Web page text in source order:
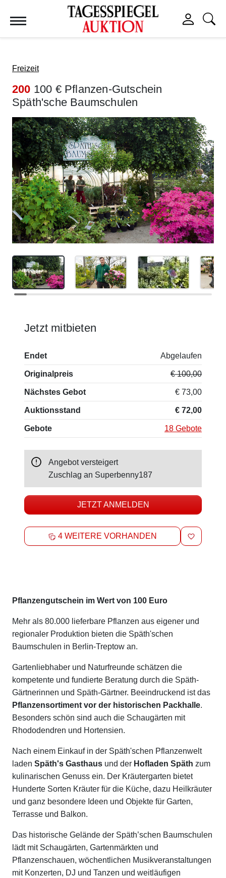
Freizeit
200 100 € Pflanzen-Gutschein
Späth'sche Baumschulen
Jetzt mitbieten
Endet Abgelaufen
Originalpreis € 100,00
Nächstes Gebot € 73,00
Auktionsstand € 72,00
Gebote 18 Gebote
Angebot versteigert
Zuschlag an Superbenny187
JETZT ANMELDEN
4 WEITERE VORHANDEN MERKEN
Beschreibung
Pflanzengutschein im Wert von 100 Euro
Mehr als 80.000 lieferbare Pflanzen aus eigener und
regionaler Produktion bieten die Späth'schen
Baumschulen in Berlin-Treptow an.
Gartenliebhaber und Naturfreunde schätzen die
kompetente und fundierte Beratung durch die Späth-
Gärtnerinnen und Späth-Gärtner. Beeindruckend ist das
Pflanzensortiment vor der historischen Packhalle.
Besonders schön sind auch die Schaugärten mit
Rhododendren und Hortensien.
Nach einem Einkauf in der Späth'schen Pflanzenwelt
laden Späth's Gasthaus und der Hofladen Späth zum
kulinarischen Genuss ein. Der Kräutergarten bietet
Hunderte Sorten Kräuter für die Küche, dazu Heilkräuter
und ganz besondere Ideen und Objekte für Garten,
Terrasse und Balkon.
Das historische Gelände der Späth’schen Baumschulen
lädt mit Schaugärten, Gartenmärkten und
Pflanzenschauen, wöchentlichen Musikveranstaltungen
mit Konzerten, DJ und Tanzen und weitläufigen